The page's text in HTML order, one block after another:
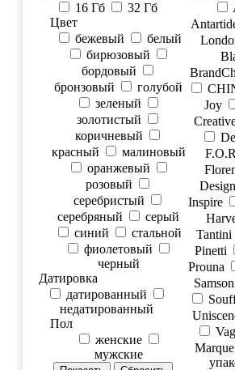
Joy
Design
Inspire
Tantini
Pinetti
Prouna
Marque
16 Гб
32 Гб
Цвет
бежевый
белый
бирюзовый
бордовый
бронзовый
голубой
зеленый
золотистый
коричневый
красный
малиновый
оранжевый
розовый
серебристый
серебряный
серый
синий
стальной
фиолетовый
черный
Датировка
датированный
недатированный
Пол
женские
мужские